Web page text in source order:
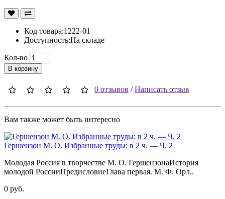
Код товара:1222-01
Доступность:На складе
Кол-во
В корзину
0 отзывов /Написать отзыв
Вам также может быть интересно
Гершензон М. О. Избранные труды: в 2 ч. — Ч. 2
Молодая Россия в творчестве М. О. ГершензонаИстория
молодой РоссииПредисловиеГлава первая. М. Ф. Орл..
0 руб.